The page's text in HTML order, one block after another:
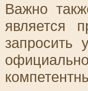
Важно
является
запросить